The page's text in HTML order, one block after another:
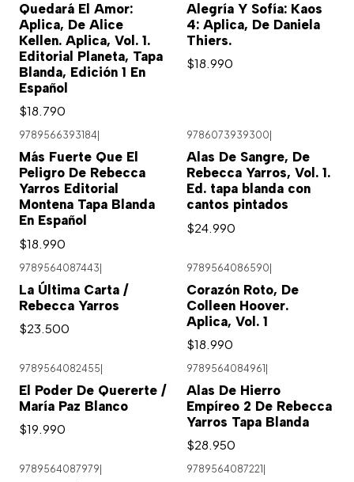
Quedará El Amor:
Aplica, De Alice
Kellen. Aplica, Vol. 1.
Editorial Planeta, Tapa
Blanda, Edición 1 En
Español
$18.790
Alegría Y Sofía: Kaos
4: Aplica, De Daniela
Thiers.
$18.990
9789566393184
Más Fuerte Que El
Peligro De Rebecca
Yarros Editorial
Montena Tapa Blanda
En Español
$18.990
9786073939300
Alas De Sangre, De
Rebecca Yarros, Vol. 1.
Ed. tapa blanda con
cantos pintados
$24.990
9789564087443|
La Última Carta /
Rebecca Yarros
$23.500
9789564086590|
Corazón Roto, De
Colleen Hoover.
Aplica, Vol. 1
$18.990
9789564082455
El Poder De Quererte /
María Paz Blanco
$19.990
9789564084961
Alas De Hierro
Empíreo 2 De Rebecca
Yarros Tapa Blanda
$28.950
9789564087979 9789564087221